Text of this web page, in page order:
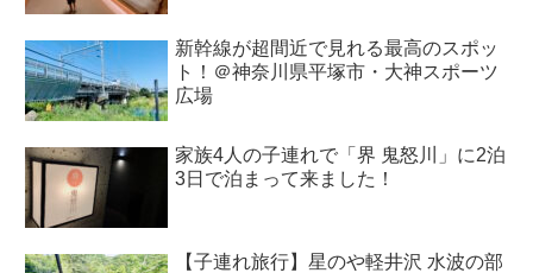
新幹線が超間近で見れる最高のスポッ
ト！＠神奈川県平塚市・大神スポーツ
広場
家族4人の子連れで「界 鬼怒川」に2泊
3日で泊まって来ました！
【子連れ旅行】星のや軽井沢 水波の部